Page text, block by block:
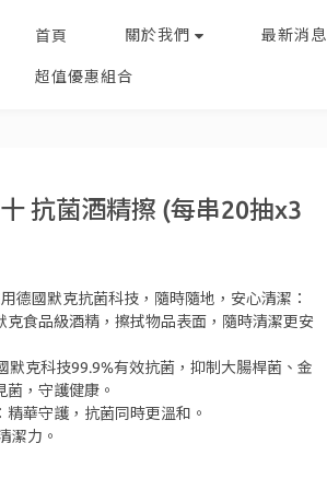
首頁 關於我們 最新消息
超值優惠組合
十 抗菌酒精擦 (每串20抽x3
德國默克抗菌科技，隨時隨地，安心清潔：
克食品級酒精，擦拭物品表面，隨時清潔更安
默克科技99.9%有效抗菌，抑制大腸桿菌、金
，守護健康。
精華守護，抗菌同時更溫和。
潔力。